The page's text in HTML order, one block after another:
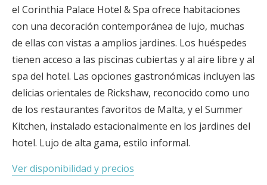
el Corinthia Palace Hotel & Spa ofrece habitaciones
con una decoración contemporánea de lujo, muchas
de ellas con vistas a amplios jardines. Los huéspedes
tienen acceso a las piscinas cubiertas y al aire libre y al
spa del hotel. Las opciones gastronómicas incluyen las
delicias orientales de Rickshaw, reconocido como uno
de los restaurantes favoritos de Malta, y el Summer
Kitchen, instalado estacionalmente en los jardines del
hotel. Lujo de alta gama, estilo informal.
Ver disponibilidad y precios